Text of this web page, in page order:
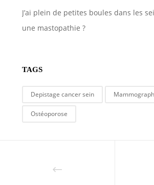
J’ai plein de petites boules dans les
une mastopathie ?
TAGS
Depistage cancer sein
Ostéoporose